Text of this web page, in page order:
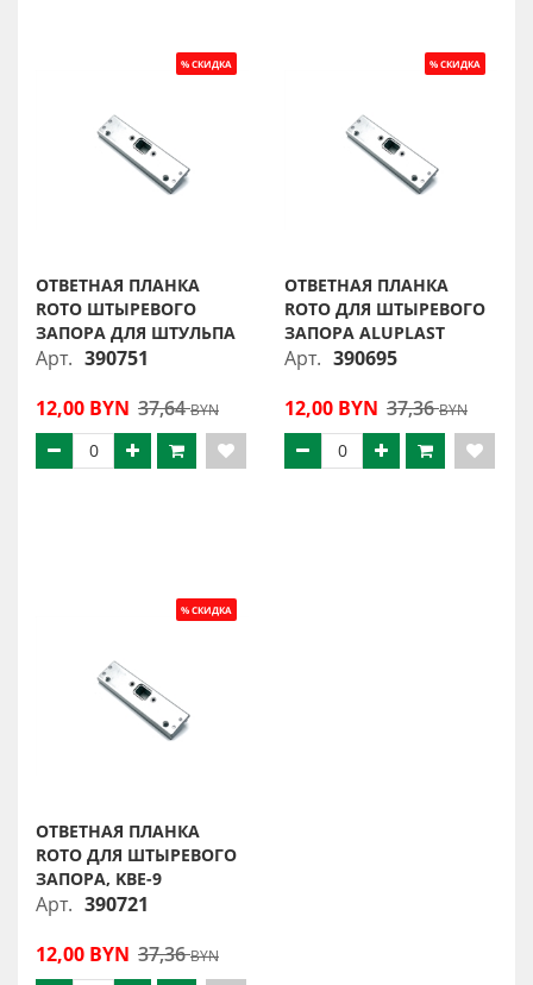
ОТВЕТНАЯ ПЛАНКА
ROTO ШТЫРЕВОГО
ЗАПОРА ДЛЯ ШТУЛЬПА
Арт. 390751
12,00 BYN 37,64BYN
ОТВЕТНАЯ ПЛАНКА
ROTO ДЛЯ ШТЫРЕВОГО
ЗАПОРА ALUPLAST
Арт. 390695
12,00 BYN 37,36BYN
ОТВЕТНАЯ ПЛАНКА
ROTO ДЛЯ ШТЫРЕВОГО
ЗАПОРА, KBE-9
Арт. 390721
12,00 BYN 37,36BYN